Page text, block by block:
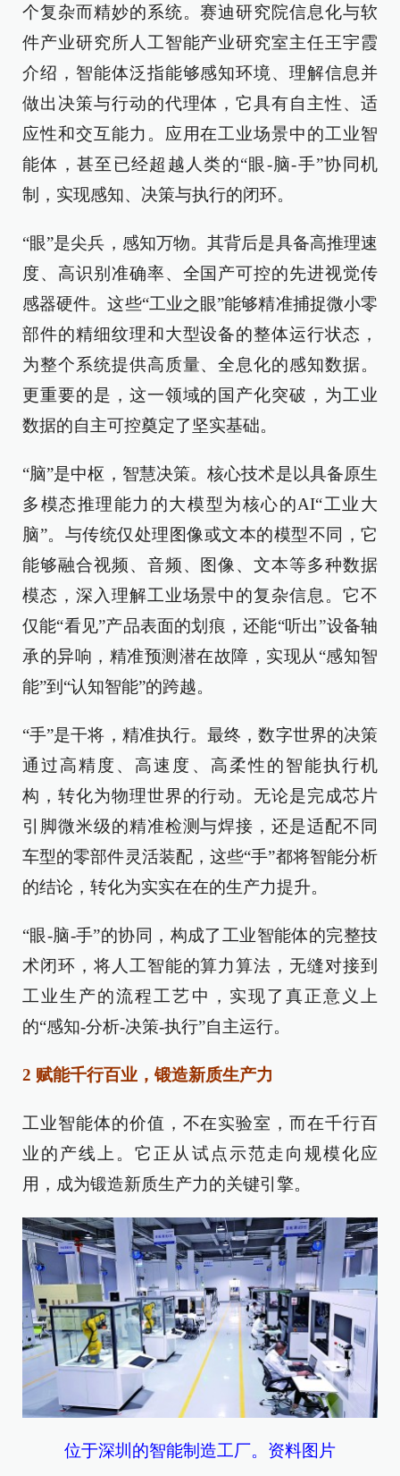
个复杂而精妙的系统。赛迪研究院信息化与软
件产业研究所人工智能产业研究室主任王宇霞
介绍，智能体泛指能够感知环境、理解信息并
做出决策与行动的代理体，它具有自主性、适
应性和交互能力。应用在工业场景中的工业智
能体，甚至已经超越人类的“眼-脑-手”协同机
制，实现感知、决策与执行的闭环。
“眼”是尖兵，感知万物。其背后是具备高推理速
度、高识别准确率、全国产可控的先进视觉传
感器硬件。这些“工业之眼”能够精准捕捉微小零
部件的精细纹理和大型设备的整体运行状态，
为整个系统提供高质量、全息化的感知数据。
更重要的是，这一领域的国产化突破，为工业
数据的自主可控奠定了坚实基础。
“脑”是中枢，智慧决策。核心技术是以具备原生
多模态推理能力的大模型为核心的AI“工业大
脑”。与传统仅处理图像或文本的模型不同，它
能够融合视频、音频、图像、文本等多种数据
模态，深入理解工业场景中的复杂信息。它不
仅能“看见”产品表面的划痕，还能“听出”设备轴
承的异响，精准预测潜在故障，实现从“感知智
能”到“认知智能”的跨越。
“手”是干将，精准执行。最终，数字世界的决策
通过高精度、高速度、高柔性的智能执行机
构，转化为物理世界的行动。无论是完成芯片
引脚微米级的精准检测与焊接，还是适配不同
车型的零部件灵活装配，这些“手”都将智能分析
的结论，转化为实实在在的生产力提升。
“眼-脑-手”的协同，构成了工业智能体的完整技
术闭环，将人工智能的算力算法，无缝对接到
工业生产的流程工艺中，实现了真正意义上
的“感知-分析-决策-执行”自主运行。
2 赋能千行百业，锻造新质生产力
工业智能体的价值，不在实验室，而在千行百
业的产线上。它正从试点示范走向规模化应
用，成为锻造新质生产力的关键引擎。
位于深圳的智能制造工厂。资料图片